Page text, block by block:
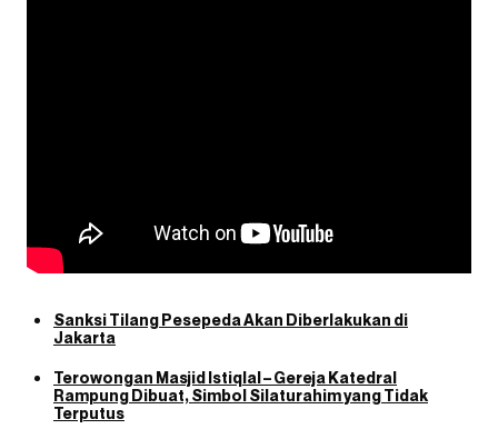
Sanksi Tilang Pesepeda Akan Diberlakukan di
Jakarta
Terowongan Masjid Istiqlal – Gereja Katedral
Rampung Dibuat, Simbol Silaturahim yang Tidak
Terputus